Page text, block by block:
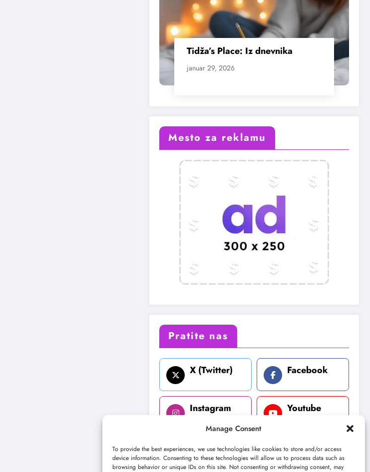
Manage Consent
To provide the best experiences, we use technologies like cookies to store and/or access
device information. Consenting to these technologies will allow us to process data such as
browsing behavior or unique IDs on this site. Not consenting or withdrawing consent, may
Tidža’s Place: Iz dnevnika
januar 29, 2026
Mesto za reklamu
Pratite nas
X (Twitter) Facebook
Instagram Youtube
LinkedIn